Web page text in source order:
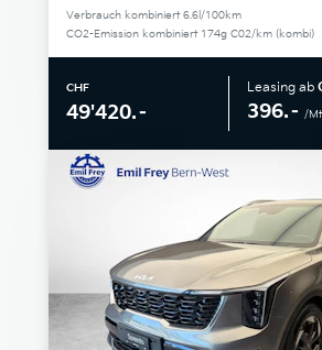
Verbrauch kombiniert 6.6l/100km
CO2-Emission kombiniert 174g C02/km (kombi)
CHF
49'420.–
Leasing ab
396.– /